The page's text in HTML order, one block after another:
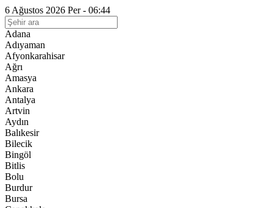
6 Ağustos 2026 Per - 06:44
Adana
Adıyaman
Afyonkarahisar
Ağrı
Amasya
Ankara
Antalya
Artvin
Aydın
Balıkesir
Bilecik
Bingöl
Bitlis
Bolu
Burdur
Bursa